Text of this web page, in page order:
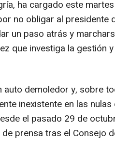
ha cargado este
no obligar al presidente
un paso atrás y
que investiga la gestión
auto demoledor y, sobre
inexistente en las
el pasado 29 de
prensa tras el Consejo